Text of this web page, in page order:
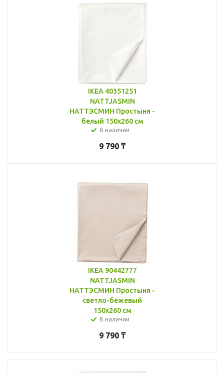
IKEA 40351251
NATTJASMIN
НАТТЭСМИН Простыня -
белый 150x260 см
В наличии
9 790 ₸
IKEA 90442777
NATTJASMIN
НАТТЭСМИН Простыня -
светло-бежевый
150x260 см
В наличии
9 790 ₸